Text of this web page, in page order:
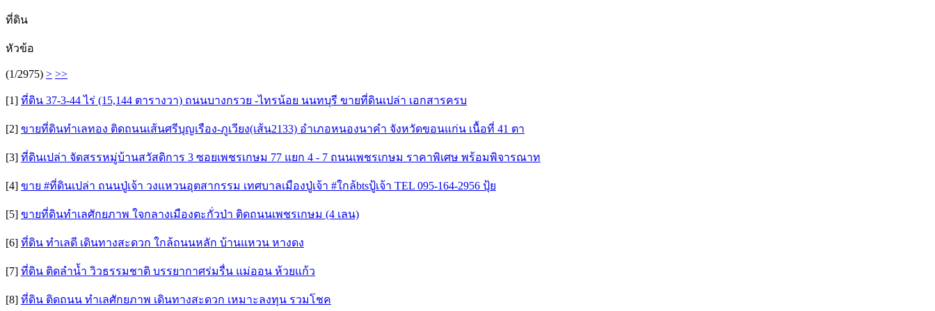
ที่ดิน
หัวข้อ
(1/2975) > >>
[1] ที่ดิน 37-3-44 ไร่ (15,144 ตารางวา) ถนนบางกรวย -ไทรน้อย นนทบุรี ขายที่ดินเปล่า เอกสารครบ
[2] ขายที่ดินทำเลทอง ติดถนนเส้นศรีบุญเรือง-ภูเวียง(เส้น2133) อำเภอหนองนาคำ จังหวัดขอนแก่น เนื้อที่ 41 ตา
[3] ที่ดินเปล่า จัดสรรหมู่บ้านสวัสดิการ 3 ซอยเพชรเกษม 77 แยก 4 - 7 ถนนเพชรเกษม ราคาพิเศษ พร้อมพิจารณาท
[4] ขาย #ที่ดินเปล่า ถนนปู่เจ้า วงแหวนอุตสากรรม เทศบาลเมืองปู่เจ้า #ใกล้btsปู้เจ้า TEL 095-164-2956 ปุ้ย
[5] ขายที่ดินทำเลศักยภาพ ใจกลางเมืองตะกั่วป่า ติดถนนเพชรเกษม (4 เลน)
[6] ที่ดิน ทำเลดี เดินทางสะดวก ใกล้ถนนหลัก บ้านแหวน หางดง
[7] ที่ดิน ติดลำน้ำ วิวธรรมชาติ บรรยากาศร่มรื่น แม่ออน ห้วยแก้ว
[8] ที่ดิน ติดถนน ทำเลศักยภาพ เดินทางสะดวก เหมาะลงทุน รวมโชค